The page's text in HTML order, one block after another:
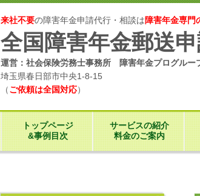
来社不要の障害年金申請代行・相談は障害年金専門
全国障害年金郵送
運営：社会保険労務士事務所 障害年金プログルー
埼玉県春日部市中央1-8-15
（ご依頼は全国対応）
トップページ
&事例目次
サービスの紹介
料金のご案内